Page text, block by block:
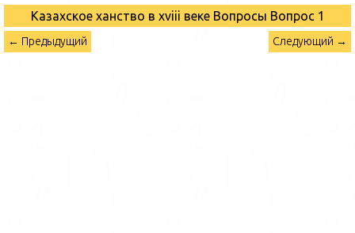
Казахское ханство в хviii веке Вопросы Вопрос 1
← Предыдущий Следующий →